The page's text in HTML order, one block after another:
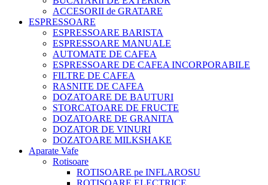
ACCESORII de GRATARE
ESPRESSOARE
ESPRESSOARE BARISTA
ESPRESSOARE MANUALE
AUTOMATE DE CAFEA
ESPRESSOARE DE CAFEA INCORPORABILE
FILTRE DE CAFEA
RASNITE DE CAFEA
DOZATOARE DE BAUTURI
STORCATOARE DE FRUCTE
DOZATOARE DE GRANITA
DOZATOR DE VINURI
DOZATOARE MILKSHAKE
Aparate Vafe
Rotisoare
ROTISOARE pe INFLAROSU
ROTISOARE ELECTRICE